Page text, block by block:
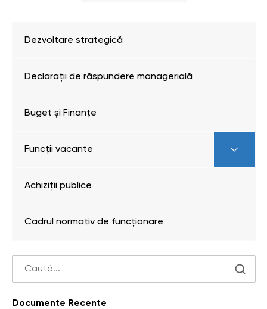
Dezvoltare strategică
Declarații de răspundere managerială
Buget și Finanțe
Funcții vacante
Achiziții publice
Cadrul normativ de funcționare
Documente Recente